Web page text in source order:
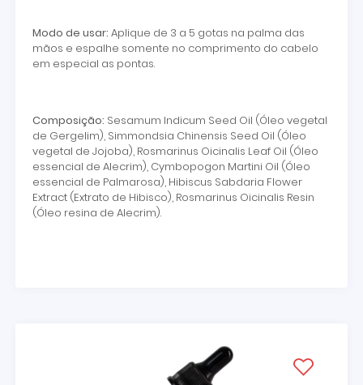
Modo de usar: Aplique de 3 a 5 gotas na palma das
mãos e espalhe somente no comprimento do cabelo
em especial as pontas.
Composição: Sesamum Indicum Seed Oil (Óleo vegetal
de Gergelim), Simmondsia Chinensis Seed Oil (Óleo
vegetal de Jojoba), Rosmarinus Oicinalis Leaf Oil (Óleo
essencial de Alecrim), Cymbopogon Martini Oil (Óleo
essencial de Palmarosa), Hibiscus Sabdaria Flower
Extract (Extrato de Hibisco), Rosmarinus Oicinalis Resin
(Óleo resina de Alecrim).